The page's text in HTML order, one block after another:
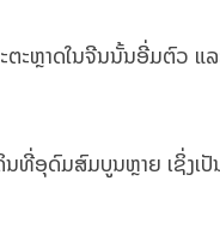
ະຫຼາດໃນຈີນນັ້ນອີ່ມຕົວ ແ
ນທີ່ອຸດົມສົມບູນຫຼາຍ ເຊິ່ງເ